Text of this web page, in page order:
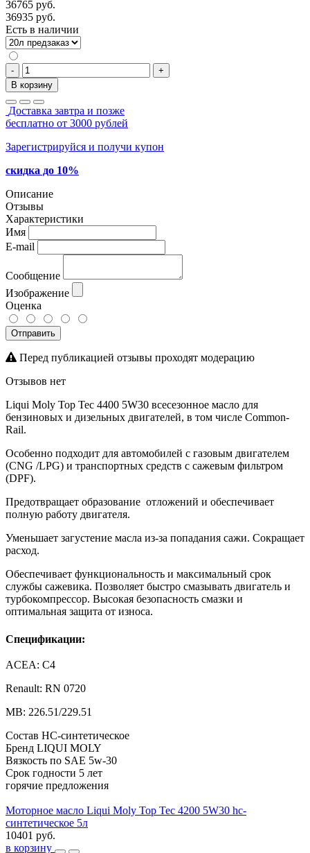
36765 руб.
36935 руб.
Есть в наличии
-
+
В корзину
Доставка завтра и позже
бесплатно от 3000 рублей
Зарегистрируйся и получи купон
скидка до 10%
Описание
Отзывы
Характеристики
Имя
E-mail
Сообщение
Изображение
Оценка
Отправить
Перед публикацией отзывы проходят модерацию
Отзывов нет
Liqui Moly Top Tec 4400 5W30 всесезонное масло для
бензиновых и дизельных двигателей, в том числе Common-
Rail.
Особенно подходит для автомобилей с газовым двигателем
(CNG /LPG) и транспортных средств с сажевым фильтром
(DPF).
Предотвращает образование отложений и обеспечивает
полную работу двигателя.
Уменьшает загустение масла из-за попадания сажи. Сокращает
расход.
Обеспечивает функциональность и максимальный срок
службы сажевика. Позволяет быстро смазывать двигатель и
турбокомпрессор. Высокая безопасность смазки и
оптимальная защита от износа.
Спецификации:
ACEA: C4
Renault: RN 0720
MB: 226.51/229.51
Состав HC-синтетическое
Бренд LIQUI MOLY
Вязкость по SAE 5w-30
Срок годности 5 лет
горячие предложения
Моторное масло Liqui Moly Top Tec 4200 5W30 hc-
синтетическое 5л
10401 руб.
в корзину